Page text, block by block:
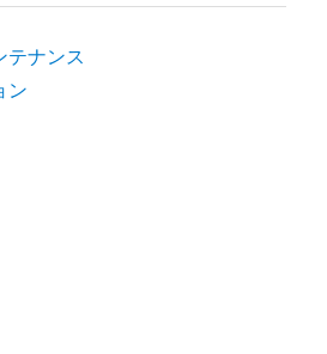
テナンス
ン